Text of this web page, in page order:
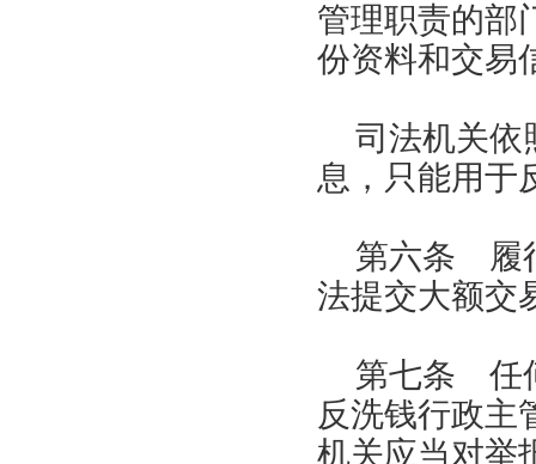
管理职责的部
份资料和交易
司法机关依
息，只能用于
第六条 履
法提交大额交
第七条 任
反洗钱行政主
机关应当对举